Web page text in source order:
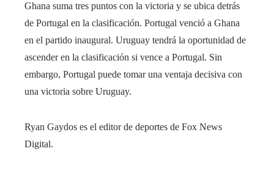
Ghana suma tres puntos con la victoria y se ubica detrás
de Portugal en la clasificación. Portugal venció a Ghana
en el partido inaugural. Uruguay tendrá la oportunidad de
ascender en la clasificación si vence a Portugal. Sin
embargo, Portugal puede tomar una ventaja decisiva con
una victoria sobre Uruguay.
Ryan Gaydos es el editor de deportes de Fox News
Digital.